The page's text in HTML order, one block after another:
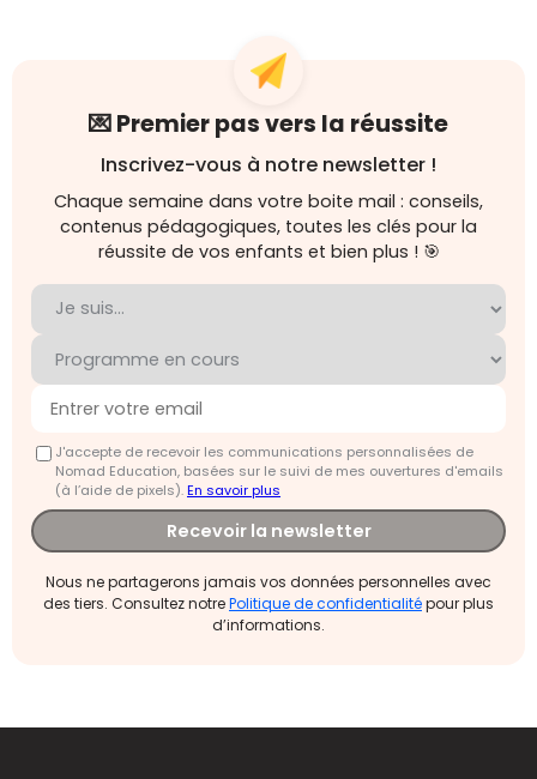
💌 Premier pas vers la réussite
Inscrivez-vous à notre newsletter !
Chaque semaine dans votre boite mail : conseils,
contenus pédagogiques, toutes les clés pour la
réussite de vos enfants et bien plus ! 🎯
J'accepte de recevoir les communications personnalisées de
Nomad Education, basées sur le suivi de mes ouvertures d'emails
(à l’aide de pixels).En savoir plus
Recevoir la newsletter
Nous ne partagerons jamais vos données personnelles avec
des tiers. Consultez notrePolitique de confidentialitépour plus
d’informations.